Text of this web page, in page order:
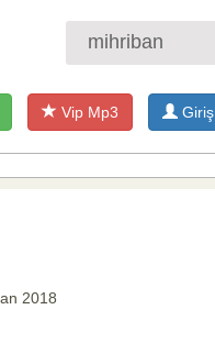
Vip Mp3 Giriş
2018